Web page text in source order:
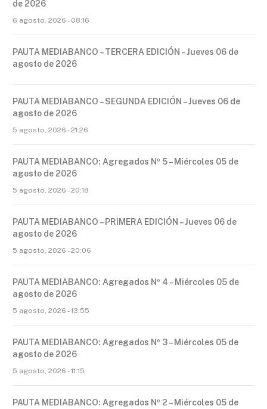
de 2026
6 agosto, 2026 - 08:16
PAUTA MEDIABANCO – TERCERA EDICIÓN – Jueves 06 de
agosto de 2026
PAUTA MEDIABANCO – SEGUNDA EDICIÓN – Jueves 06 de
agosto de 2026
5 agosto, 2026 - 21:26
PAUTA MEDIABANCO: Agregados Nº 5 – Miércoles 05 de
agosto de 2026
5 agosto, 2026 - 20:18
PAUTA MEDIABANCO – PRIMERA EDICIÓN – Jueves 06 de
agosto de 2026
5 agosto, 2026 - 20:06
PAUTA MEDIABANCO: Agregados Nº 4 – Miércoles 05 de
agosto de 2026
5 agosto, 2026 - 13:55
PAUTA MEDIABANCO: Agregados Nº 3 – Miércoles 05 de
agosto de 2026
5 agosto, 2026 - 11:15
PAUTA MEDIABANCO: Agregados Nº 2 – Miércoles 05 de